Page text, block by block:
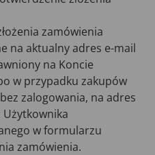
zamówienia
na aktualny adres e-mail
na Koncie
w przypadku zakupów
zalogowania, na adres
Użytkownika
w formularzu
zamówienia.